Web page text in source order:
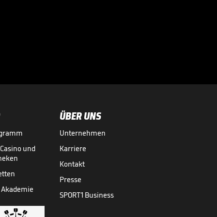
und
Akademie
ÜBER UNS
Unternehmen
Karriere
Kontakt
Presse
SPORT1 Business